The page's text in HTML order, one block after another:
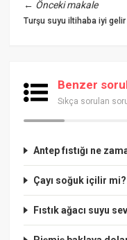
← Önceki makale
Turşu suyu iltihaba iyi gelir
Benzer
Sıkça sorulan
Antep fıstığı ne
Çayı soğuk içilir mi?
Fıstık ağacı suyu